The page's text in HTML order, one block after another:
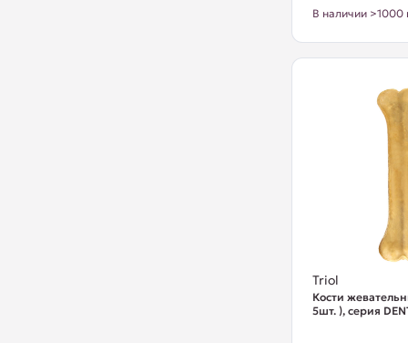
В наличии >1000
Triol
Кости
5шт. ), серия